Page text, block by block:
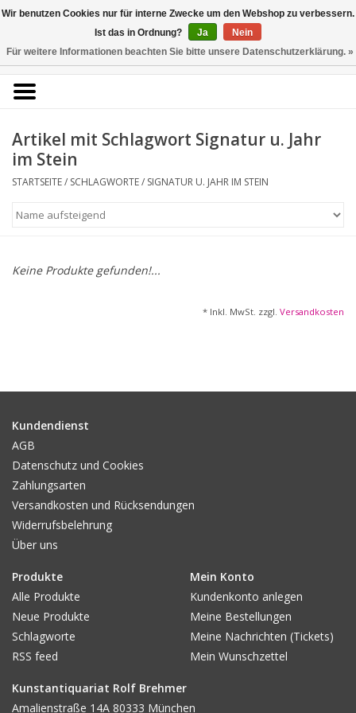
0 Artikel - €0,00
Kunstantiquariat
Rolf Brehmer
Portal für Grafik aus 5
Fotografie
Varia & Rara
Kunst-Doku
Artikel mit Schlagwort Signatur u. Jahr
im Stein
STARTSEITE/ SCHLAGWORTE/ SIGNATUR U. JAHR IM STEIN
Keine Produkte gefunden!...
* Inkl. MwSt. zzgl. Versandkosten
Kundendienst
AGB
Datenschutz und Cookies
Zahlungsarten
Versandkosten und Rücksendungen
Widerrufsbelehrung
Über uns
Produkte
Alle Produkte
Neue Produkte
Schlagworte
RSS feed
Mein Konto
Kundenkonto anlegen
Meine Bestellungen
Meine Nachrichten (Tickets)
Mein Wunschzettel
Kunstantiquariat Rolf Brehmer
Amalienstraße 14A 80333 München
Wir benutzen Cookies nur für interne Zwecke um den Webshop zu verbessern.
Ist das in Ordnung?
Ja
Nein
Für weitere Informationen beachten Sie bitte unsere Datenschutzerklärung. »